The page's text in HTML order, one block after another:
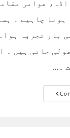
اڈہ، عوامی
ہونا چاہیے ۔
بار تجربہ
جاتی ہیں ۔
۔…
مساجد
اللہ